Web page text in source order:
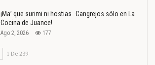
¡Ma’ que surimi ni hostias…Cangrejos sólo en La
Cocina de Juance!
Ago 2, 2026 177
1 De 239